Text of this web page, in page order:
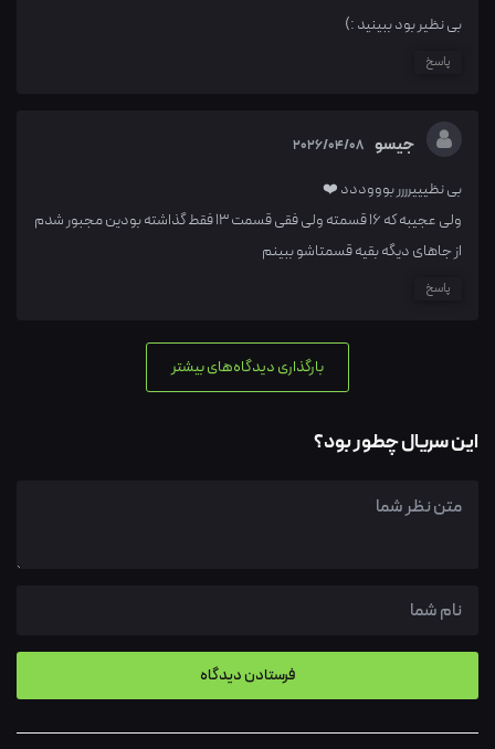
بی نظیر بود ببینید :)
پاسخ
جیسو 2026/04/08
بی نظیییرررر بوووددد ❤️
ولی عجیبه که ۱۶ قسمته ولی فقی قسمت ۱۳ فقط گذاشته بودین مجبور شدم
از جاهای دیگه بقیه قسمتاشو ببینم
پاسخ
بارگذاری دیدگاه‌های بیشتر
این سریال چطور بود؟